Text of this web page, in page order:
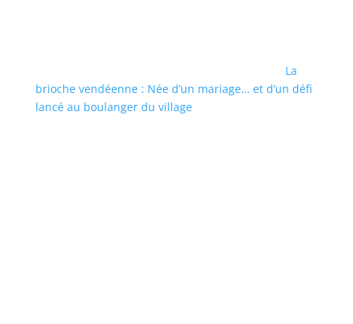
La
brioche vendéenne : Née d’un mariage… et d’un défi
lancé au boulanger du village